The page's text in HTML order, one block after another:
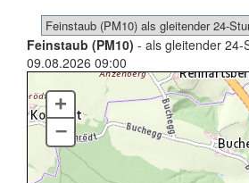
Feinstaub (PM10) - als gleitender 24-
09.08.2026 09:00
+
–